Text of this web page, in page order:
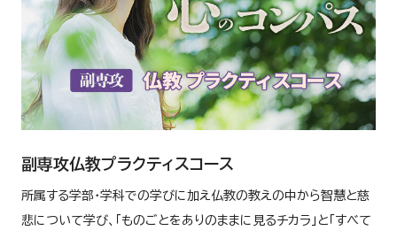
副専攻仏教プラクティスコース
所属する学部・学科での学びに加え仏教の教えの中から智慧と慈
悲について学び、「ものごとをありのままに見るチカラ」と「すべて